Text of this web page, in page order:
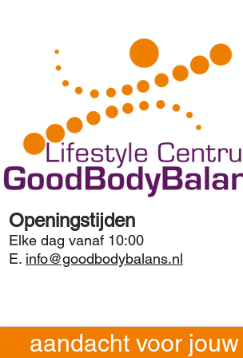
aandacht voor
Openingstijden
Elke dag vanaf 10:00
E. info@goodbodybalans.nl